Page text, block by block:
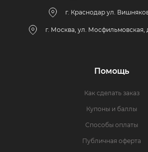
г. Краснодар ул.
г. Москва, ул.
Помощь
Как сделать заказ
Купоны и баллы
Способы оплаты
Публичная оферта